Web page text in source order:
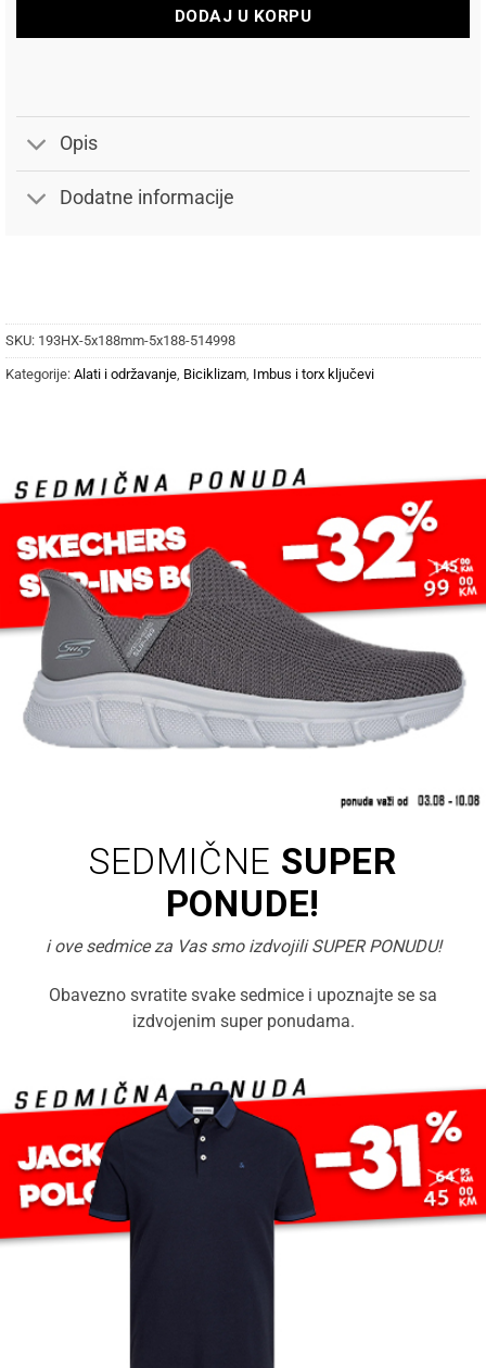
DODAJ U KORPU
Opis
Dodatne informacije
SKU: 193HX-5x188mm-5x188-514998
Kategorije: Alati i održavanje Biciklizam Imbus i torx ključevi
SEDMIČNE SUPER
PONUDE!
i ove sedmice za Vas smo izdvojili SUPER PONUDU!
Obavezno svratite svake sedmice i upoznajte se sa
izdvojenim super ponudama.